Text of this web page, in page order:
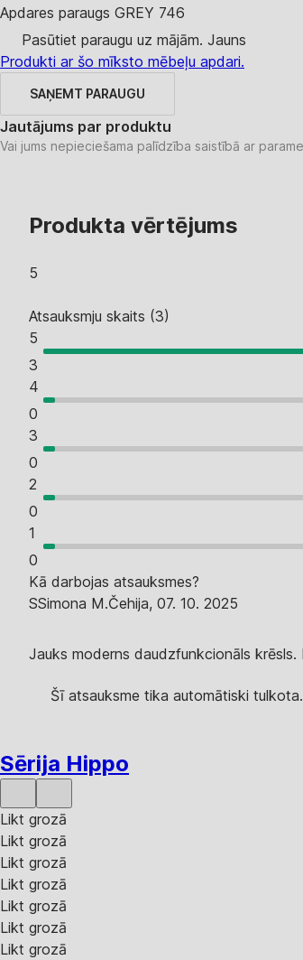
Apdares paraugs GREY 746
Pasūtiet paraugu uz mājām. Jauns
Produkti ar šo mīksto mēbeļu apdari.
SAŅEMT PARAUGU
Jautājums par produktu
Vai jums nepieciešama palīdzība saistībā ar
Produkta vērtējums
5
Atsauksmju skaits (3)
5
3
4
0
3
0
2
0
1
0
Kā darbojas atsauksmes?
SSimona M.Čehija, 07. 10. 2025
Jauks moderns daudzfunkcionāls krēsls.
Šī atsauksme tika automātiski tulkota.
Sērija Hippo
Likt grozā
Likt grozā
Likt grozā
Likt grozā
Likt grozā
Likt grozā
Likt grozā